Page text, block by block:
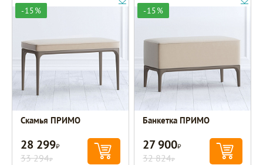
-15%
Скамья ПРИМО
28 299Р
33 294Р
-15%
Банкетка ПРИМО
27 900Р
32 824Р